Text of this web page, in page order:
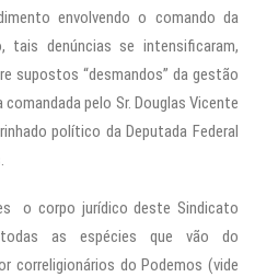
envolvendo o comando da
tais denúncias se intensificaram,
supostos “desmandos” da gestão
pelo Sr. Douglas Vicente
político da Deputada Federal
o corpo jurídico deste Sindicato
as espécies que vão do
correligionários do Podemos (vide